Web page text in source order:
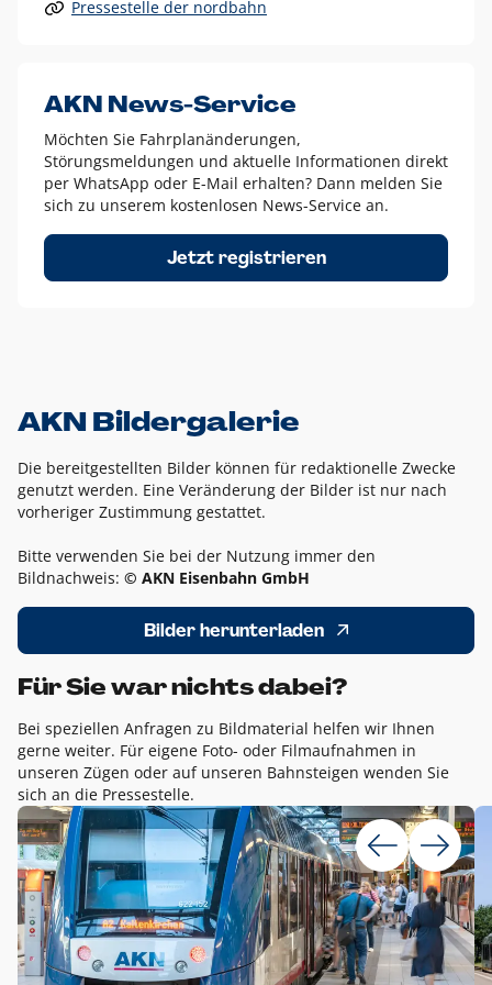
Alle anderen Logo-Varianten dürfen nur in Ausnahmefällen
Diese Ausnahmen sind zum Beispiel:
dem AKN Blau,
weißes Logo auf Fotohintergründen,
schwarzes Logo für reine Schwarz-Weiß-Umsetzungen
Um das Logo herum muss ein Schutzraum von jeweils einer
Höhe bzw. Breite des N aus AKN in alle Richtungen
Pressestelle der nordbahn
AKN News-Service
Möchten Sie Fahrplanänderungen,
Störungsmeldungen und aktuelle Informationen direkt
per WhatsApp oder E-Mail erhalten? Dann melden Sie
sich zu unserem kostenlosen News-Service an.
Jetzt registrieren
AKN Bildergalerie
Die bereitgestellten Bilder können für redaktionelle Zwecke
genutzt werden. Eine Veränderung der Bilder ist nur nach
vorheriger Zustimmung gestattet.
Bitte verwenden Sie bei der Nutzung immer den
Bildnachweis: © AKN Eisenbahn GmbH
Bilder herunterladen
Für Sie war nichts dabei?
Bei speziellen Anfragen zu Bildmaterial helfen wir Ihnen
gerne weiter. Für eigene Foto- oder Filmaufnahmen in
unseren Zügen oder auf unseren Bahnsteigen wenden Sie
sich an die Pressestelle.